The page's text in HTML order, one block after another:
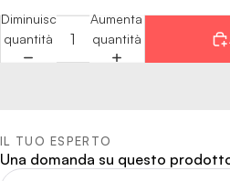
Diminuisci
quantità
Aumenta
quantità
IL TUO ESPERTO
Una domanda su questo